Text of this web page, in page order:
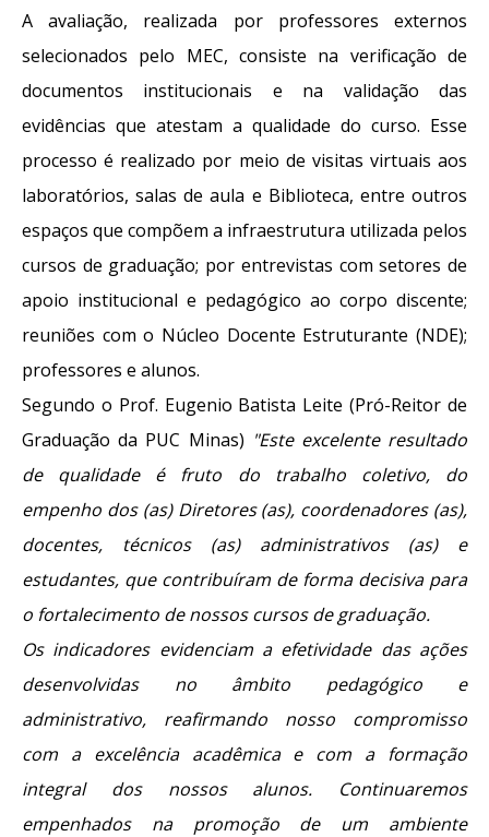
A avaliação, realizada por professores externos
selecionados pelo MEC, consiste na verificação de
documentos institucionais e na validação das
evidências que atestam a qualidade do curso. Esse
processo é realizado por meio de visitas virtuais aos
laboratórios, salas de aula e Biblioteca, entre outros
espaços que compõem a infraestrutura utilizada pelos
cursos de graduação; por entrevistas com setores de
apoio institucional e pedagógico ao corpo discente;
reuniões com o Núcleo Docente Estruturante (NDE);
professores e alunos.
Segundo o Prof. Eugenio Batista Leite (Pró-Reitor de
Graduação da PUC Minas) "Este excelente resultado
de qualidade é fruto do trabalho coletivo, do
empenho dos (as) Diretores (as), coordenadores (as),
docentes, técnicos (as) administrativos (as) e
estudantes, que contribuíram de forma decisiva para
o fortalecimento de nossos cursos de graduação.
Os indicadores evidenciam a efetividade das ações
desenvolvidas no âmbito pedagógico e
administrativo, reafirmando nosso compromisso
com a excelência acadêmica e com a formação
integral dos nossos alunos. Continuaremos
empenhados na promoção de um ambiente